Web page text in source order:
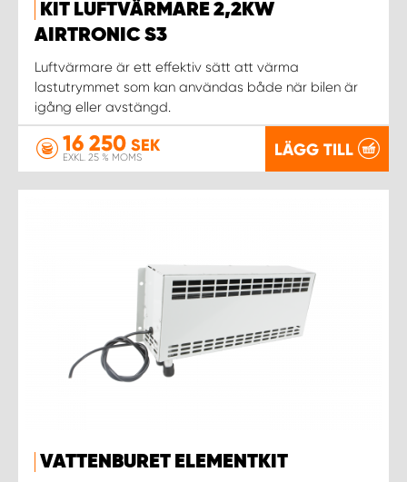
KIT LUFTVÄRMARE 2,2KW
AIRTRONIC S3
Luftvärmare är ett effektiv sätt att värma
lastutrymmet som kan användas både när bilen är
igång eller avstängd.
16 250 SEK
EXKL. 25 % MOMS LÄGG TILL
VATTENBURET ELEMENTKIT
WORK SYSTEM NORRKÖPING
WORK SYSTEM SKELLEFTEÅ
WORK SYSTEM SKÖVDE
WORK SYSTEM STOCKHOLM SYD
WORK SYSTEM SUNDSVALL
WORK SYSTEM TRESTAD